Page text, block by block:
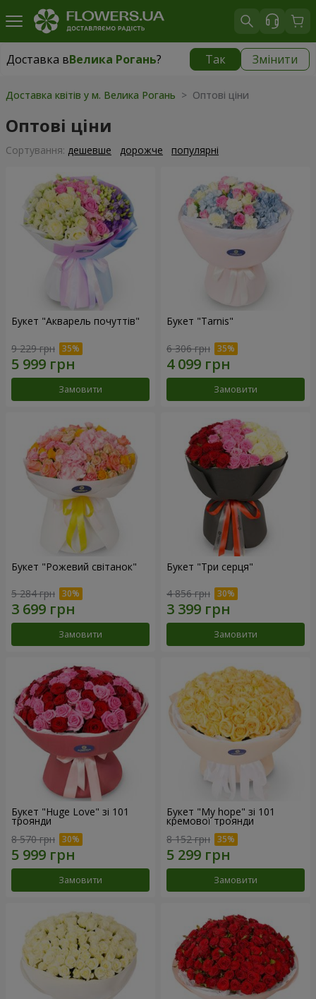
Доставка вВелика Рогань? Так Змінити
Доставка вВелика Рогань| безкоштовно
Доставка квітів у м. Велика Рогань > Оптові ціни
Оптові ціни
Сортування: дешевше дорожче популярні
Букет "Акварель почуттів"
9 229 грн
Замовити
Букет "Tarnis"
6 306 грн
Замовити
Букет "Рожевий світанок"
5 284 грн
Замовити
Букет "Три серця"
4 856 грн
Замовити
Букет "Huge Love" зі 101
троянди
8 570 грн
Замовити
Букет "My hope" зі 101
кремової троянди
8 152 грн
Замовити